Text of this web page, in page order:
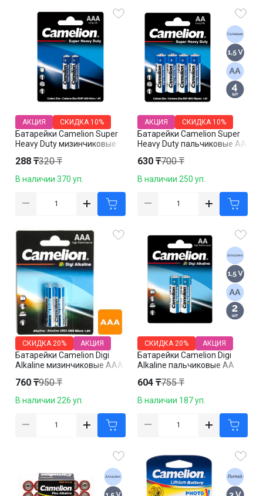
Батарейки Camelion Super
Heavy Duty мизинчиковые
уп, цена за упаковку
АКЦИЯ СКИДКА 10%
288 ₸320 ₸
В наличии 370 уп.
Батарейки Camelion Super
Heavy Duty пальчиковые AA
цена за упаковку
АКЦИЯ СКИДКА 10%
630 ₸700 ₸
В наличии 250 уп.
Батарейки Camelion Digi
Alkaline мизинчиковые AAA
цена за упаковку
СКИДКА 20% АКЦИЯ
760 ₸950 ₸
В наличии 226 уп.
Батарейки Camelion Digi
Alkaline пальчиковые AA
цена за упаковку
СКИДКА 20% АКЦИЯ
604 ₸755 ₸
В наличии 187 уп.